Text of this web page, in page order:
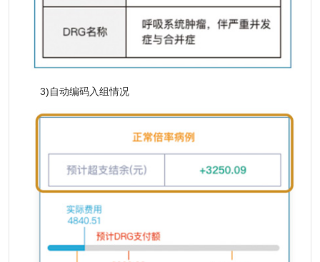
3)自动编码入组情况